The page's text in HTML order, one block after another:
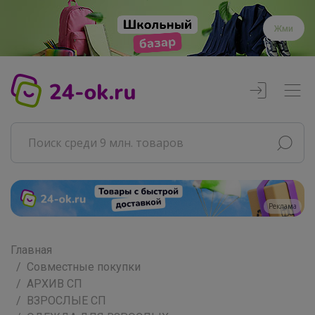
Жми
Реклама
Главная
Совместные покупки
АРХИВ СП
ВЗРОСЛЫЕ СП